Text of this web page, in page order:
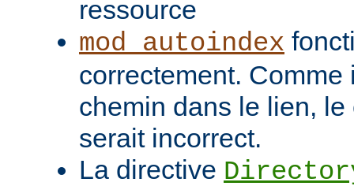
ressource
mod_autoindex
correctement.
chemin dans le lien,
serait incorrect.
La directive